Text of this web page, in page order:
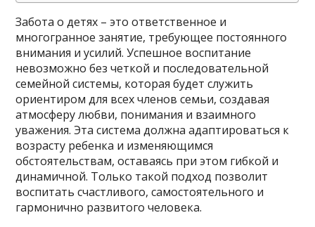
Забота о детях – это ответственное и
многогранное занятие, требующее постоянного
внимания и усилий. Успешное воспитание
невозможно без четкой и последовательной
семейной системы, которая будет служить
ориентиром для всех членов семьи, создавая
атмосферу любви, понимания и взаимного
уважения. Эта система должна адаптироваться к
возрасту ребенка и изменяющимся
обстоятельствам, оставаясь при этом гибкой и
динамичной. Только такой подход позволит
воспитать счастливого, самостоятельного и
гармонично развитого человека.